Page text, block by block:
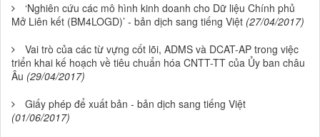
‘Nghiên cứu các mô hình kinh doanh cho Dữ liệu Chính phủ
Mở Liên kết (BM4LOGD)’ - bản dịch sang tiếng Việt (27/04/2017)
Vai trò của các từ vựng cốt lõi, ADMS và DCAT-AP trong việc
triển khai kế hoạch về tiêu chuẩn hóa CNTT-TT của Ủy ban châu
Âu (29/04/2017)
Giấy phép để xuất bản - bản dịch sang tiếng Việt
(01/06/2017)